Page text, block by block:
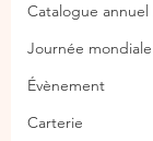
Catalogue annuel
Journée
Évènement
Carterie